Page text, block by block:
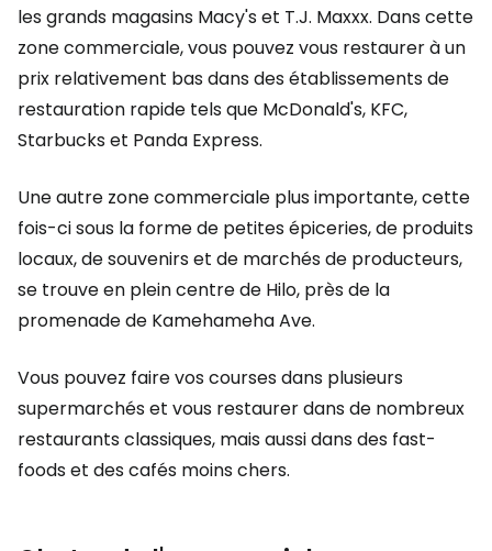
les grands magasins Macy's et T.J. Maxxx. Dans cette
zone commerciale, vous pouvez vous restaurer à un
prix relativement bas dans des établissements de
restauration rapide tels que McDonald's, KFC,
Starbucks et Panda Express.
Une autre zone commerciale plus importante, cette
fois-ci sous la forme de petites épiceries, de produits
locaux, de souvenirs et de marchés de producteurs,
se trouve en plein centre de Hilo, près de la
promenade de Kamehameha Ave.
Vous pouvez faire vos courses dans plusieurs
supermarchés et vous restaurer dans de nombreux
restaurants classiques, mais aussi dans des fast-
foods et des cafés moins chers.